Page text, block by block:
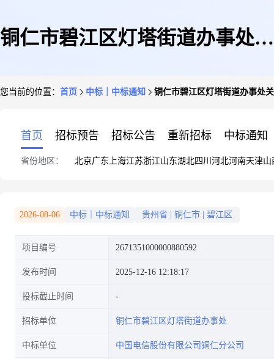
铜仁市碧江区灯塔街道办事处关
您当前的位置： 首页 中标｜中标通知 铜仁市碧江区灯塔街道办事处
首页 招标预告 招标公告 重新招标 中标通知
省份地区： 北京广东 上海江苏浙江山东湖北四川 河北河南天津山
2026-08-06 中标｜中标通知 贵州省 铜仁市 碧江区
项目编号 2671351000000880592
发布时间 2025-12-16 12:18:17
投标截止时间
招标单位 铜仁市碧江区灯塔街道办事处
中标单位 中国电信股份有限公司铜仁分公司